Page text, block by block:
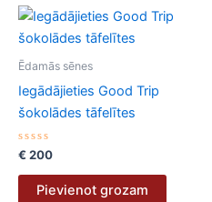
Ēdamās sēnes
Iegādājieties Good Trip
šokolādes tāfelītes
Novērtēts
ar
0
€ 200
Pievienot grozam